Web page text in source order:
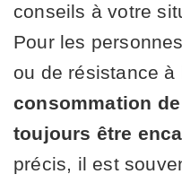
conseils à votre
Pour les
ou de résistance à
consommation
toujours être
précis, il est